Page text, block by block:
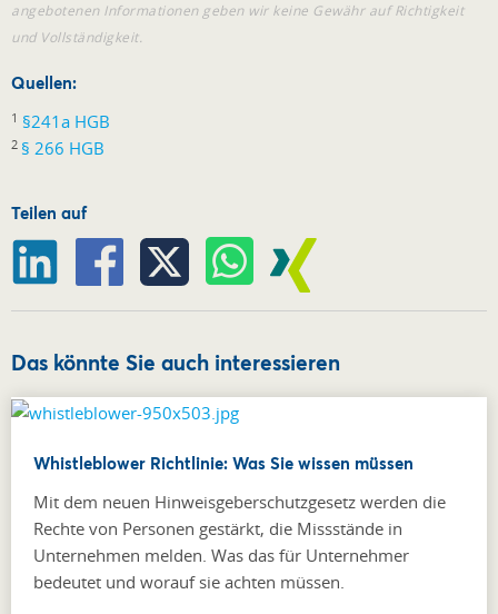
angebotenen Informationen geben wir keine Gewähr auf Richtigkeit
und Vollständigkeit.
Quellen:
1 §241a HGB
2 § 266 HGB
Teilen auf
Das könnte Sie auch interessieren
Whistleblower Richtlinie: Was Sie wissen müssen
Mit dem neuen Hinweisgeberschutzgesetz werden die
Rechte von Personen gestärkt, die Missstände in
Unternehmen melden. Was das für Unternehmer
bedeutet und worauf sie achten müssen.